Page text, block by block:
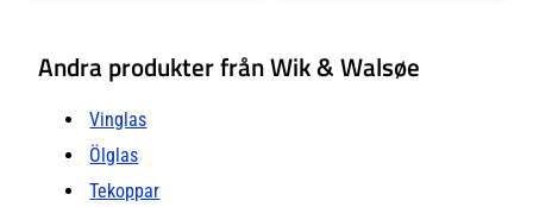
Andra produkter från Wik & Walsøe
Vinglas
Ölglas
Tekoppar